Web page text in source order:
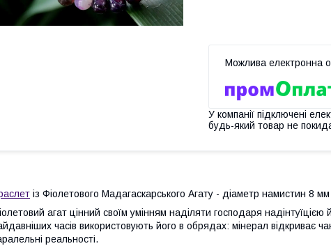
У компанії підключені
будь-який товар не
із Фіолетового Мадагаскарського Агату - діаметр намистин 8 мм
агат цінний своїм умінням наділяти господаря
часів використовують його в обрядах: мінерал відкриває
реальності.